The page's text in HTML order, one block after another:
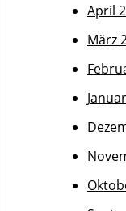
April
März